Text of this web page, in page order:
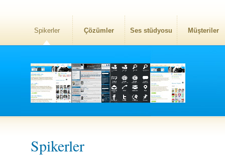
Spikerler Çözümler Ses stüdyosu Müşteriler
Spikerler